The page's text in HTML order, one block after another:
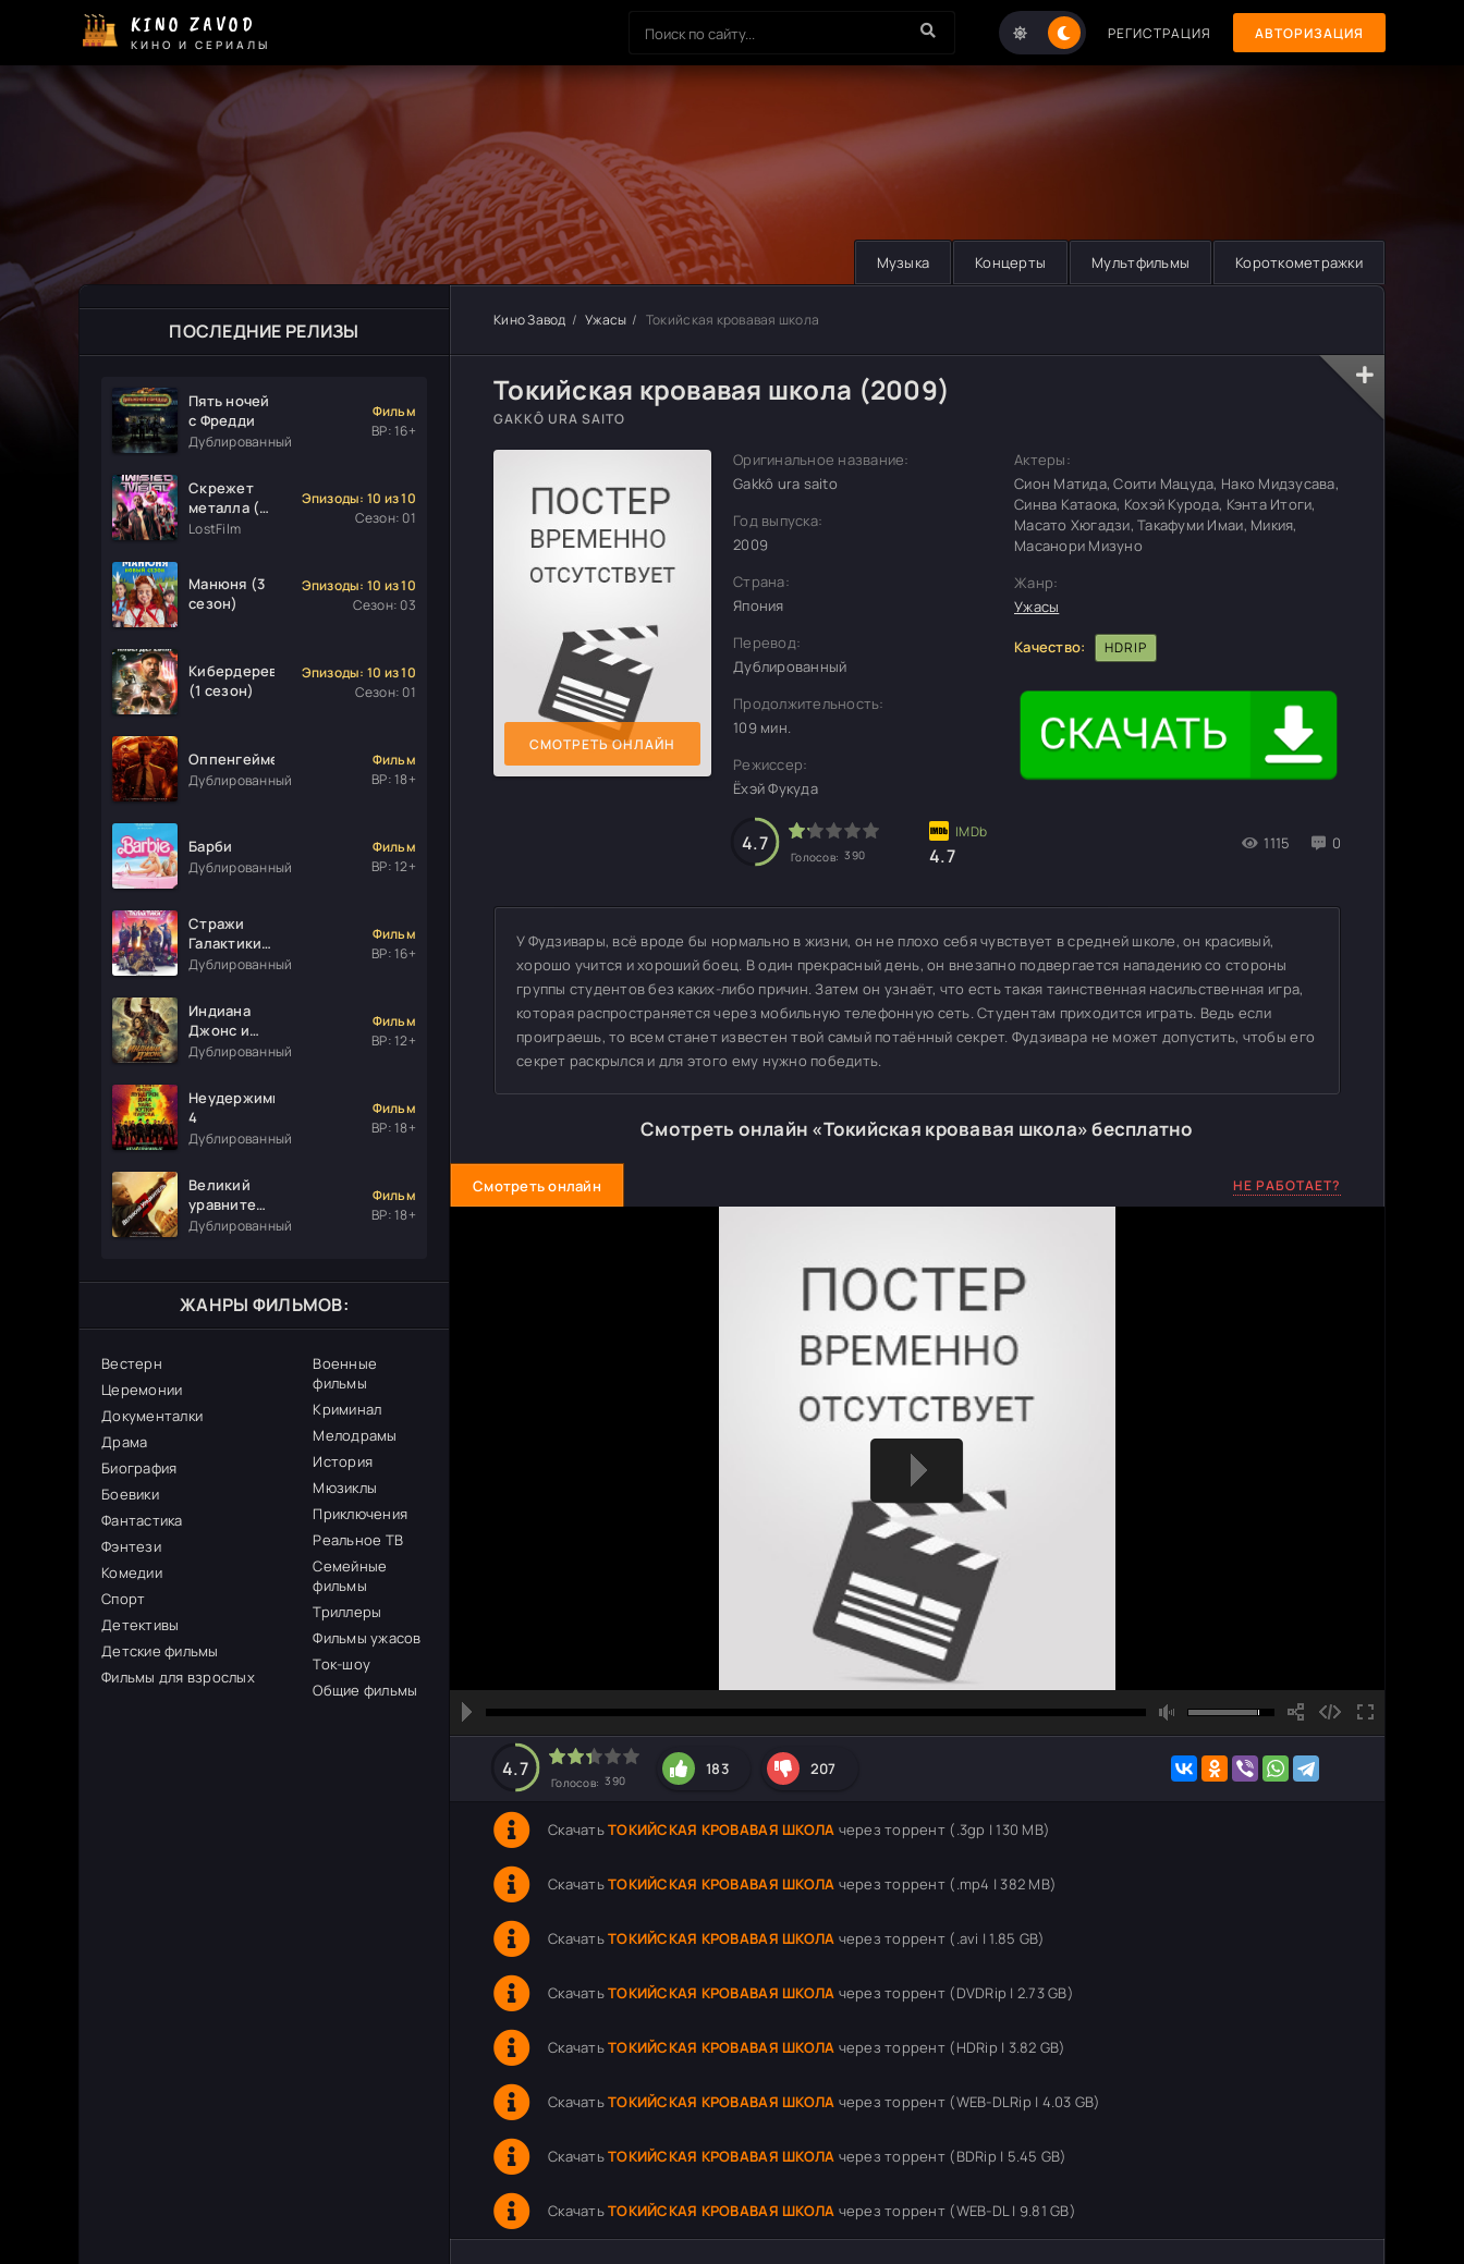
KINO ZAVOD
КИНО И СЕРИАЛЫ
РЕГИСТРАЦИЯ АВТОРИЗАЦИЯ
Музыка Концерты Мультфильмы Короткометражки
ПОСЛЕДНИЕ РЕЛИЗЫ
Пять ночей
с Фредди
Дублированный
Фильм
ВР: 16+
Скрежет
металла (1
сезон)
LostFilm
Эпизоды: 10 из 10
Сезон: 01
Манюня (3
сезон)
Эпизоды: 10 из 10
Сезон: 03
Кибердеревня
(1 сезон)
Эпизоды: 10 из 10
Сезон: 01
Оппенгеймер
Дублированный
Фильм
ВР: 18+
Барби
Дублированный
Фильм
ВР: 12+
Стражи
Галактики.
Часть 3
Дублированный
Фильм
ВР: 16+
Индиана
Джонс и
колесо
Дублированный
Фильм
ВР: 12+
Неудержимые
4
Дублированный
Фильм
ВР: 18+
Великий
уравнитель
3
Дублированный
Фильм
ВР: 18+
ЖАНРЫ ФИЛЬМОВ:
Вестерн
Церемонии
Документалки
Драма
Биография
Боевики
Фантастика
Фэнтези
Комедии
Спорт
Детективы
Детские фильмы
Фильмы для взрослых
Военные
фильмы
Криминал
Мелодрамы
История
Мюзиклы
Приключения
Реальное ТВ
Семейные
фильмы
Триллеры
Фильмы ужасов
Ток-шоу
Общие фильмы
Кино Завод Ужасы Токийская кровавая школа
Токийская кровавая школа (2009)
GAKKÔ URA SAITO
СМОТРЕТЬ ОНЛАЙН
Оригинальное название:
Gakkô ura saito
Год выпуска:
2009
Страна:
Япония
Перевод:
Дублированный
Продолжительность:
109 мин.
Режиссер:
Ёхэй Фукуда
4.7
Голосов: 390 4.7
1115 0
Актеры:
Сион Матида, Соити Мацуда, Нако Мидзусава,
Синва Катаока, Кохэй Курода, Кэнта Итоги,
Масато Хюгадзи, Такафуми Имаи, Микия,
Масанори Мизуно
Жанр:
Ужасы
Качество: HDRIP
У Фудзивары, всё вроде бы нормально в жизни, он не плохо себя чувствует в средней школе, он красивый,
хорошо учится и хороший боец. В один прекрасный день, он внезапно подвергается нападению со стороны
группы студентов без каких-либо причин. Затем он узнаёт, что есть такая таинственная насильственная игра,
которая распространяется через мобильную телефонную сеть. Студентам приходится играть. Ведь если
проиграешь, то всем станет известен твой самый потаённый секрет. Фудзивара не может допустить, чтобы его
секрет раскрылся и для этого ему нужно победить.
Смотреть онлайн «Токийская кровавая школа» бесплатно
Смотреть онлайн НЕ РАБОТАЕТ?
hd2160
hd1440
highres
hd1080
hd720
large
medium
small
tiny
4.7
Голосов: 390
183 207
СкачатьТОКИЙСКАЯ КРОВАВАЯ ШКОЛА через торрент (.3gp | 130 MB)
СкачатьТОКИЙСКАЯ КРОВАВАЯ ШКОЛА через торрент (.mp4 | 382 MB)
СкачатьТОКИЙСКАЯ КРОВАВАЯ ШКОЛА через торрент (.avi | 1.85 GB)
СкачатьТОКИЙСКАЯ КРОВАВАЯ ШКОЛА через торрент (DVDRip | 2.73 GB)
СкачатьТОКИЙСКАЯ КРОВАВАЯ ШКОЛА через торрент (HDRip | 3.82 GB)
СкачатьТОКИЙСКАЯ КРОВАВАЯ ШКОЛА через торрент (WEB-DLRip | 4.03 GB)
СкачатьТОКИЙСКАЯ КРОВАВАЯ ШКОЛА через торрент (BDRip | 5.45 GB)
СкачатьТОКИЙСКАЯ КРОВАВАЯ ШКОЛА через торрент (WEB-DL | 9.81 GB)